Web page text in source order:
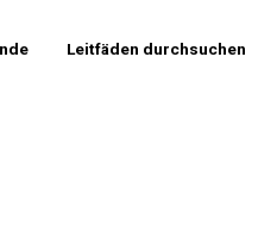
Leitfäden durchsuchen